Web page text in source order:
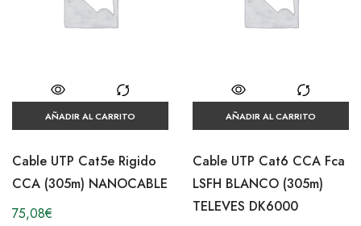
AÑADIR AL CARRITO
Cable UTP Cat5e Rigido
CCA (305m) NANOCABLE
75,08€
AÑADIR AL CARRITO
Cable UTP Cat6 CCA Fca
LSFH BLANCO (305m)
TELEVES DK6000